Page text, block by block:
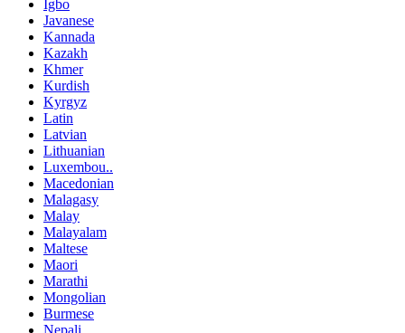
Igbo
Javanese
Kannada
Kazakh
Khmer
Kurdish
Kyrgyz
Latin
Latvian
Lithuanian
Luxembou..
Macedonian
Malagasy
Malay
Malayalam
Maltese
Maori
Marathi
Mongolian
Burmese
Nepali